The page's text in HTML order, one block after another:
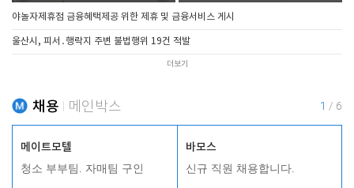
야놀자제휴점 금융혜택제공 위한 제휴 및 금융서비스 게시
울산시, 피서․행락지 주변 불법행위 19건 적발
더보기
채용 메인박스 1 / 6
메이트모텔
청소 부부팀. 자매팀 구인
바모스
신규 직원 채용합니다.